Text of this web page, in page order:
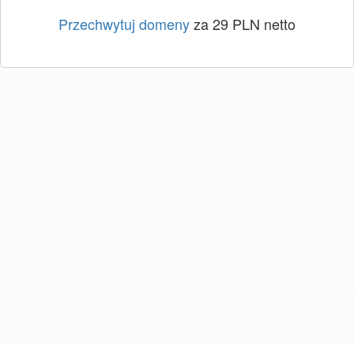
Przechwytuj domenyza 29 PLN netto